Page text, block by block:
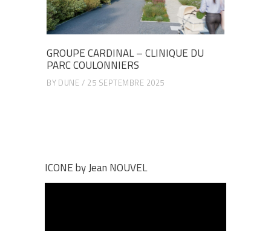
GROUPE CARDINAL – CLINIQUE DU
PARC COULONNIERS
BY DUNE 25 SEPTEMBRE 2025
ICONE by Jean NOUVEL